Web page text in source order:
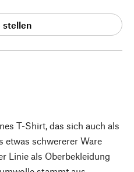
T-Shirt, das sich auch als
etwas schwererer Ware
Linie als Oberbekleidung
stellen